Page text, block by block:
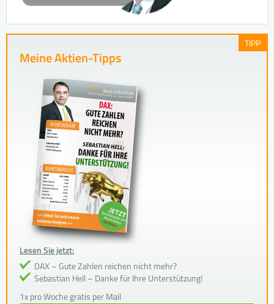
TIPP
Meine Aktien-Tipps
Lesen Sie jetzt:
DAX – Gute Zahlen reichen nicht mehr?
Sebastian Hell – Danke für Ihre Unterstützung!
1x pro Woche gratis per Mail